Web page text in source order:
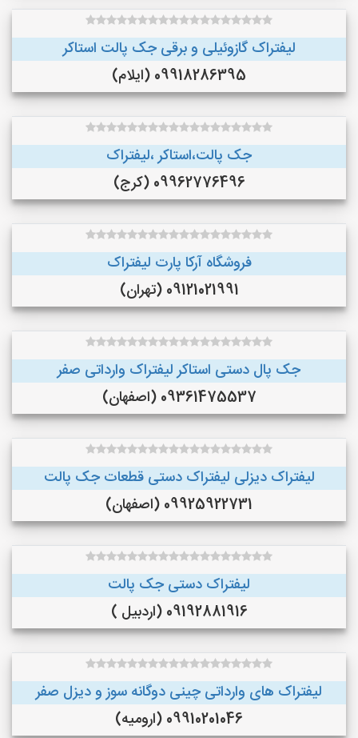
لیفتراک گازوئیلی و برقی جک پالت استاکر
09918286395 (ایلام)
جک پالت،استاکر ،لیفتراک
09962776496 (کرج)
فروشگاه آرکا پارت لیفتراک
09121021991 (تهران)
جک پال دستی استاکر لیفتراک وارداتی صفر
09361475537 (اصفهان)
لیفتراک دیزلی لیفتراک دستی قطعات جک پالت
09925922731 (اصفهان)
لیفتراک دستی جک پالت
09192881916 (اردبیل )
لیفتراک های وارداتی چینی دوگانه سوز و دیزل صفر
09910201046 (ارومیه)